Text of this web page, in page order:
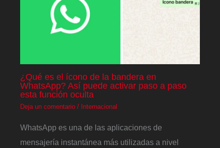
¿Qué es el ícono de la bandera en
WhatsApp? Así puede activar paso a paso
esta función oculta
Deja un comentario / Internacional
WhatsApp es una de las aplicaciones de
mensajería instantánea más utilizadas a nivel